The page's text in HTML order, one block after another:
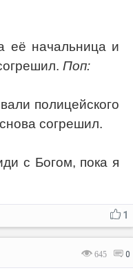
начальница и
Поп:
полицейского
согрешил.
с Богом, пока я
1
645 0